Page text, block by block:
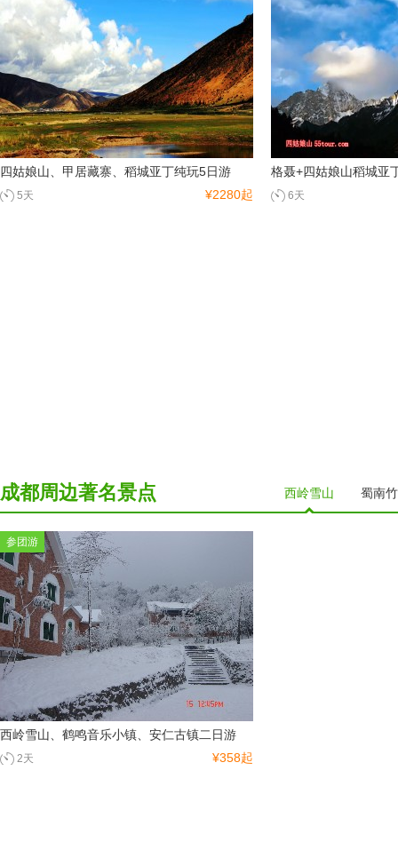
四姑娘山、甲居藏寨、稻城亚丁纯玩5日游
¥2280起
5天
格聂+四姑娘山稻城亚
6天
成都周边著名景点 西岭雪山 蜀南
参团游
西岭雪山、鹤鸣音乐小镇、安仁古镇二日游
¥358起
2天